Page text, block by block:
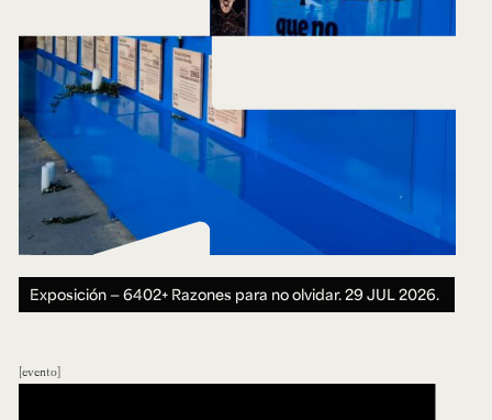
Exposición — 6402+ Razones para no olvidar.29 JUL 2026.
evento